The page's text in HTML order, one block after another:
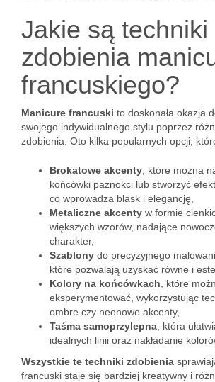
Jakie są techniki
zdobienia
francuskiego?
Manicure francuski to doskonała okazja
swojego indywidualnego stylu poprzez
zdobienia. Oto kilka popularnych opcji,
Brokatowe akcenty , które można
końcówki paznokci lub stworzyć
co wprowadza blask i elegancję,
Metaliczne akcenty w formie
większych wzorów, nadające
charakter,
Szablony do precyzyjnego
które pozwalają uzyskać równe i
Kolory na końcówkach , które
eksperymentować, wykorzystując
ombre czy neonowe akcenty,
Taśma samoprzylepna , która
idealnych linii oraz nakładanie
Wszystkie te techniki zdobienia
francuski staje się bardziej kreatywny i